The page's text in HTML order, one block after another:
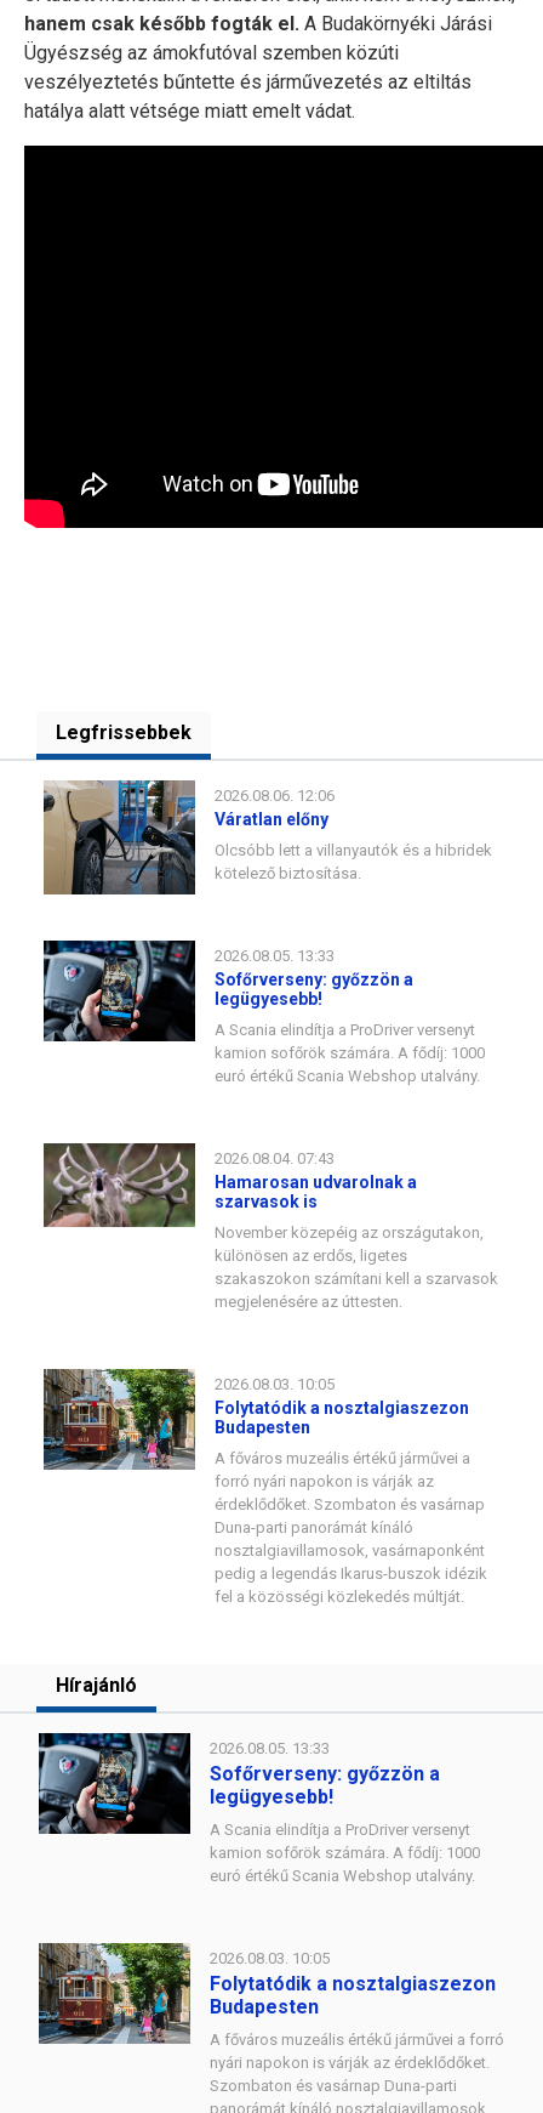
hanem csak később fogták el. A Budakörnyéki Járási
Ügyészség az ámokfutóval szemben közúti
veszélyeztetés bűntette és járművezetés az eltiltás
hatálya alatt vétsége miatt emelt vádat.
Legfrissebbek
2026.08.06. 12:06
Váratlan előny
Olcsóbb lett a villanyautók és a hibridek
kötelező biztosítása.
2026.08.05. 13:33
Sofőrverseny: győzzön a
legügyesebb!
A Scania elindítja a ProDriver versenyt
kamion sofőrök számára. A fődíj: 1000
euró értékű Scania Webshop utalvány.
2026.08.04. 07:43
Hamarosan udvarolnak a
szarvasok is
November közepéig az országutakon,
különösen az erdős, ligetes
szakaszokon számítani kell a szarvasok
megjelenésére az úttesten.
2026.08.03. 10:05
Folytatódik a nosztalgiaszezon
Budapesten
A főváros muzeális értékű járművei a
forró nyári napokon is várják az
érdeklődőket. Szombaton és vasárnap
Duna-parti panorámát kínáló
nosztalgiavillamosok, vasárnaponként
pedig a legendás Ikarus-buszok idézik
fel a közösségi közlekedés múltját.
Hírajánló
2026.08.05. 13:33
Sofőrverseny: győzzön a
legügyesebb!
A Scania elindítja a ProDriver versenyt
kamion sofőrök számára. A fődíj: 1000
euró értékű Scania Webshop utalvány.
2026.08.03. 10:05
Folytatódik a nosztalgiaszezon
Budapesten
A főváros muzeális értékű járművei a forró
nyári napokon is várják az érdeklődőket.
Szombaton és vasárnap Duna-parti
panorámát kínáló nosztalgiavillamosok,